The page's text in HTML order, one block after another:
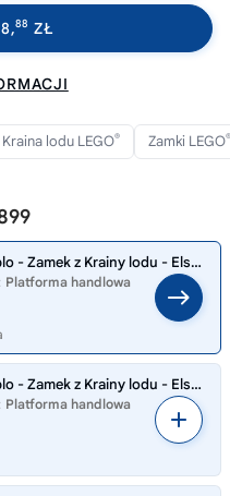
88 ZŁ
Kraina lodu LEGO® Zamki LEGO®
LEGO 10899 Duplo - Zamek z Krainy lodu - Elsa Anna kraina lodu frozen
Platforma handlowa
LEGO 10899 Duplo - Zamek z Krainy lodu - Elsa Anna kraina lodu frozen
Platforma handlowa